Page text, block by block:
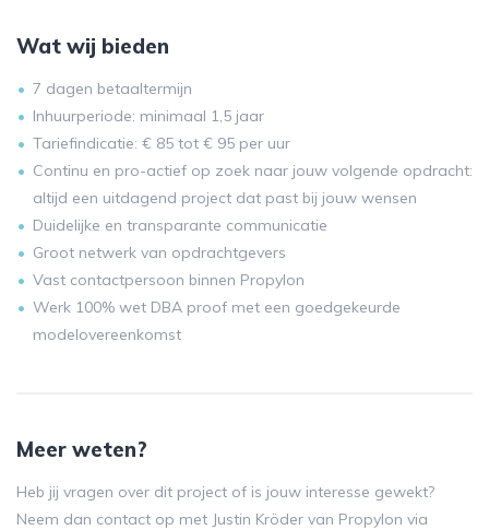
Wat wij bieden
7 dagen betaaltermijn
Inhuurperiode: minimaal 1,5 jaar
Tariefindicatie: € 85 tot € 95 per uur
Continu en pro-actief op zoek naar jouw volgende opdracht:
altijd een uitdagend project dat past bij jouw wensen
Duidelijke en transparante communicatie
Groot netwerk van opdrachtgevers
Vast contactpersoon binnen Propylon
Werk 100% wet DBA proof met een goedgekeurde
modelovereenkomst
Meer weten?
Heb jij vragen over dit project of is jouw interesse gewekt?
Neem dan contact op met Justin Kröder van Propylon via